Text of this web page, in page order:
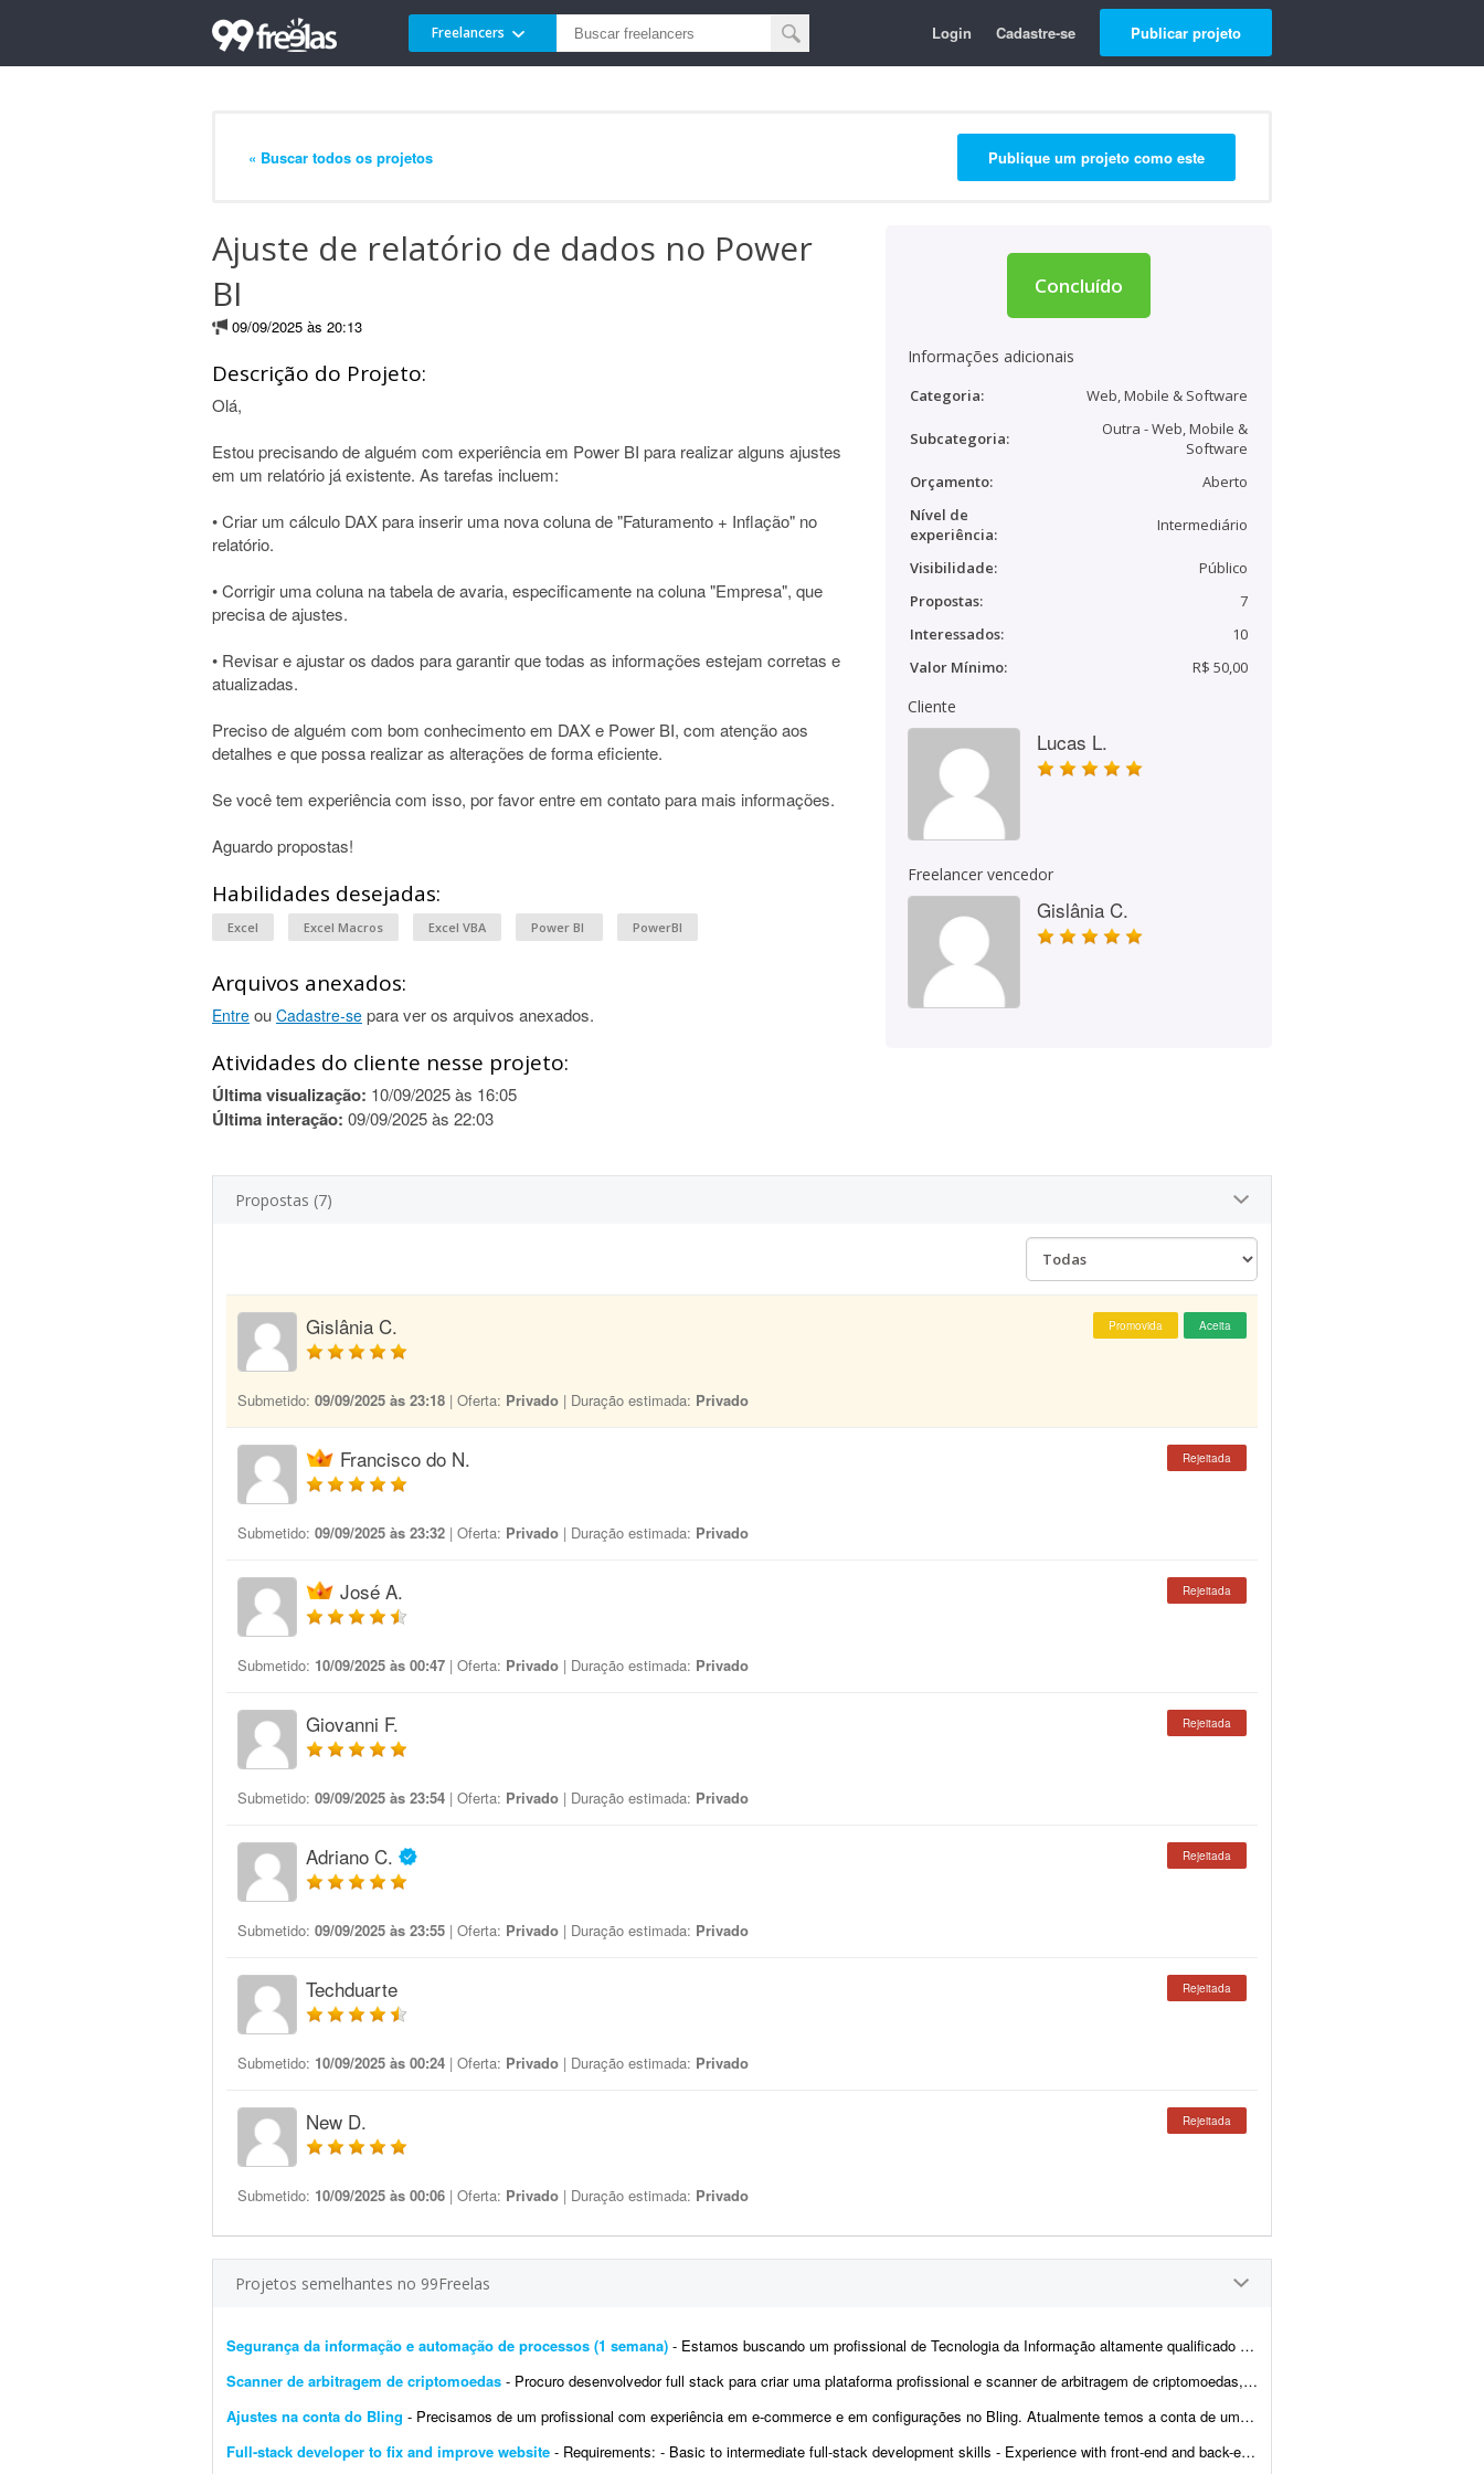
Freelancers Login Cadastre-se Publicar projeto
« Buscar todos os projetos Publique um projeto como este
Ajuste de relatório de dados no Power
BI
09/09/2025 às 20:13
Descrição do Projeto:
Olá,
Estou precisando de alguém com experiência em Power BI para realizar alguns ajustes
em um relatório já existente. As tarefas incluem:
• Criar um cálculo DAX para inserir uma nova coluna de "Faturamento + Inflação" no
relatório.
• Corrigir uma coluna na tabela de avaria, especificamente na coluna "Empresa", que
precisa de ajustes.
• Revisar e ajustar os dados para garantir que todas as informações estejam corretas e
atualizadas.
Preciso de alguém com bom conhecimento em DAX e Power BI, com atenção aos
detalhes e que possa realizar as alterações de forma eficiente.
Se você tem experiência com isso, por favor entre em contato para mais informações.
Aguardo propostas!
Habilidades desejadas:
Excel Excel Macros Excel VBA Power BI PowerBI
Arquivos anexados:
Entre ou Cadastre-se para ver os arquivos anexados.
Atividades do cliente nesse projeto:
Última visualização: 10/09/2025 às 16:05
Última interação: 09/09/2025 às 22:03
Concluído
Informações adicionais
Categoria: Web, Mobile & Software
Subcategoria:
Outra - Web, Mobile &
Software
Orçamento:
Aberto
Nível de
experiência:
Intermediário
Visibilidade:
Público
Propostas:
7
Interessados:
10
Valor Mínimo:
R$ 50,00
Cliente
Lucas L.
Freelancer vencedor
Gislânia C.
Propostas (7)
Gislânia C. Promovida Aceita
Submetido: 09/09/2025 às 23:18 | Oferta: Privado | Duração estimada: Privado
Francisco do N. Rejeitada
Submetido: 09/09/2025 às 23:32 | Oferta: Privado | Duração estimada: Privado
José A. Rejeitada
Submetido: 10/09/2025 às 00:47 | Oferta: Privado | Duração estimada: Privado
Giovanni F. Rejeitada
Submetido: 09/09/2025 às 23:54 | Oferta: Privado | Duração estimada: Privado
Adriano C. Rejeitada
Submetido: 09/09/2025 às 23:55 | Oferta: Privado | Duração estimada: Privado
Techduarte Rejeitada
Submetido: 10/09/2025 às 00:24 | Oferta: Privado | Duração estimada: Privado
New D. Rejeitada
Submetido: 10/09/2025 às 00:06 | Oferta: Privado | Duração estimada: Privado
Projetos semelhantes no 99Freelas
Segurança da informação e automação de processos (1 semana) - Estamos buscando um profissional de Tecnologia da Informação altamente qualificado para realizar um trabalho com duração de uma semana. Espera-se execução ...
Scanner de arbitragem de criptomoedas - Procuro desenvolvedor full stack para criar uma plataforma profissional e scanner de arbitragem de criptomoedas, semelhante às principais soluções internacionais do mercado, po...
Ajustes na conta do Bling - Precisamos de um profissional com experiência em e-commerce e em configurações no Bling. Atualmente temos a conta de um cliente integrada com loja própria, Mercado Livre,...
Full-stack developer to fix and improve website - Requirements: - Basic to intermediate full-stack development skills - Experience with front-end and back-end web development - Ability to troubleshoot bugs and make small improvements - Good commu...